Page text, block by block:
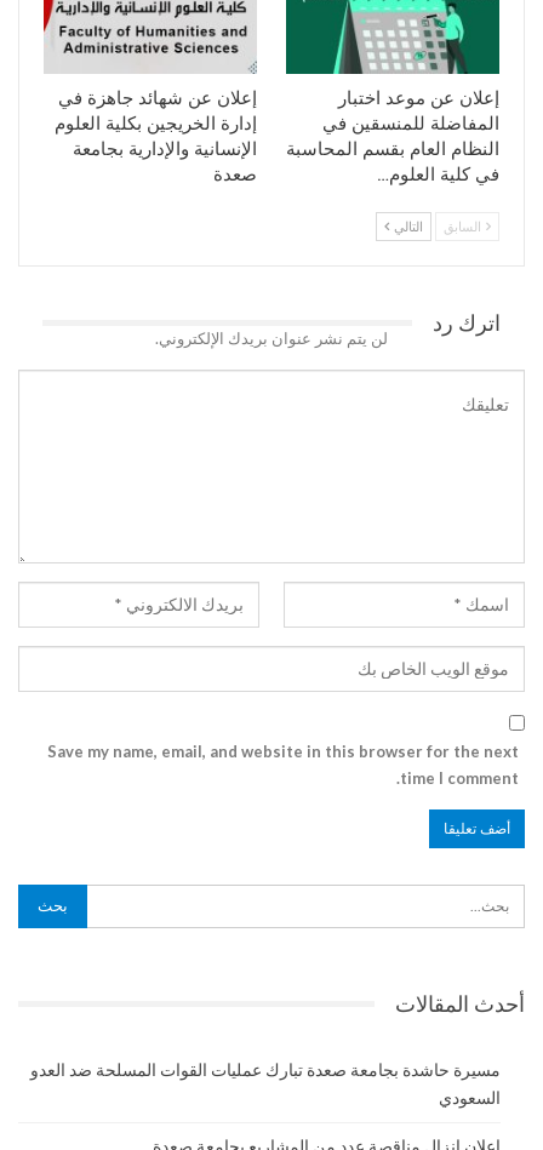
إعلان عن موعد اختبار
المفاضلة للمنسقين في
النظام العام بقسم المحاسبة
في كلية العلوم…
إعلان عن شهائد جاهزة في
إدارة الخريجين بكلية العلوم
الإنسانية والإدارية بجامعة
صعدة
السابق التالي
اترك رد
لن يتم نشر عنوان بريدك الإلكتروني.
Save my name, email, and website in this browser for the next
time I comment.
أحدث المقالات
مسيرة حاشدة بجامعة صعدة تبارك عمليات القوات المسلحة ضد العدو
السعودي